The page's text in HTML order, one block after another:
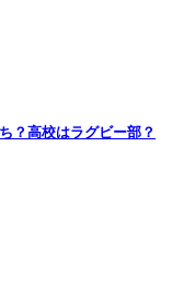
？高校はラグビー部？